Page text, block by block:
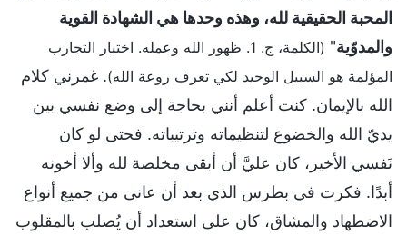
المحبة الحقيقية لله، وهذه وحدها هي الشهادة القوية
والمدوّية"
(الكلمة، ج. 1. ظهور الله وعمله. اختبار التجارب
المؤلمة هو السبيل الوحيد لكي تعرف روعة الله). غمرني كلام
الله بالإيمان. كنت أعلم أنني بحاجة إلى وضع نفسي بين
يديّ الله والخضوع لتنظيماته وترتيباته. فحتى لو كان
نَفسي الأخير، كان عليَّ أن أبقى مخلصة لله وألا أخونه
أبدًا. فكرت في بطرس الذي بعد أن عانى من جميع أنواع
الاضطهاد والمشاق، كان على استعداد أن يُصلب بالمقلوب